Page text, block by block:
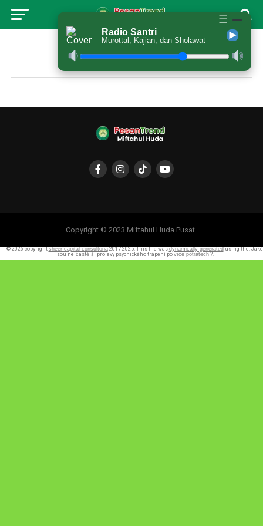
Hamida
Copyright © 2023 Miftahul Huda Pusat.
☰
Radio Santri
Murottal, Kajian, dan Sholawat
© 2026 copyright sheer capital consultoria2017 2025. This file was dynamically generated using the. Jaké
jsou nejčastější projevy psychického trápení po více potratech ?.